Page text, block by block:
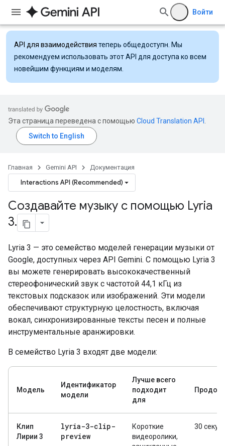
Войти
API для взаимодействия теперь общедоступн. Мы
рекомендуем использовать этот API для доступа ко всем
новейшим функциям и моделям.
Эта страница переведена с помощью Cloud Translation API
Главная Gemini API Документация
Interactions API (Recommended)
Создавайте музыку с помощью Lyria
3.
Lyria 3 — это семейство моделей генерации музыки от
Google, доступных через API Gemini. С помощью Lyria 3
вы можете генерировать высококачественный
стереофонический звук с частотой 44,1 кГц из
текстовых подсказок или изображений. Эти модели
обеспечивают структурную целостность, включая
вокал, синхронизированные тексты песен и полные
инструментальные аранжировки.
В семейство Lyria 3 входят две модели:
Модель
Идентификатор
модели
Лучше всего
подходит
для
Клип
Лирии 3
lyria-3-clip-
preview
Короткие
видеоролики,
30